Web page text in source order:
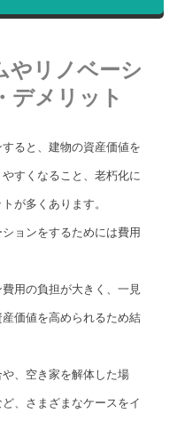
やリノベーシ
デメリット
ると、建物の資産価値を
すくなること、老朽化に
が多くあります。
ョンをするためには費用
用の負担が大きく、一見
価値を高められるため結
、空き家を解体した場
、さまざまなケースをイ